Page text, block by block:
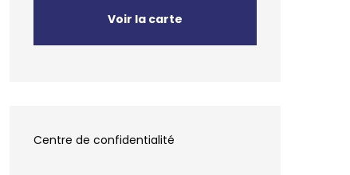
Voir la carte
Centre de confidentialité